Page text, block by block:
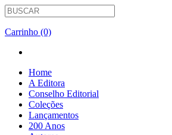
Carrinho (0)
Home
A Editora
Conselho Editorial
Coleções
Lançamentos
200 Anos